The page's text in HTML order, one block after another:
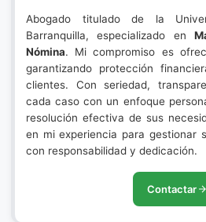
Abogado titulado de la
Barranquilla, especializado en
Nómina. Mi compromiso es
garantizando protección
clientes. Con seriedad,
cada caso con un enfoque
resolución efectiva de sus
en mi experiencia para gestionar
con responsabilidad y dedicación.
Contactar